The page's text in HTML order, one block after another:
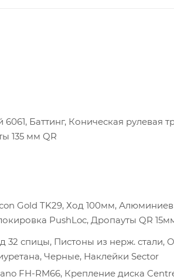
Баттинг, Коническая рулевая
135 мм QR
Gold TK29, Ход 100мм,
PushLoc, Дропауты QR
32 спицы, Пистоны из нерж. стали,
Черные, Наклейки Sector
FH-RM66, Крепление диска